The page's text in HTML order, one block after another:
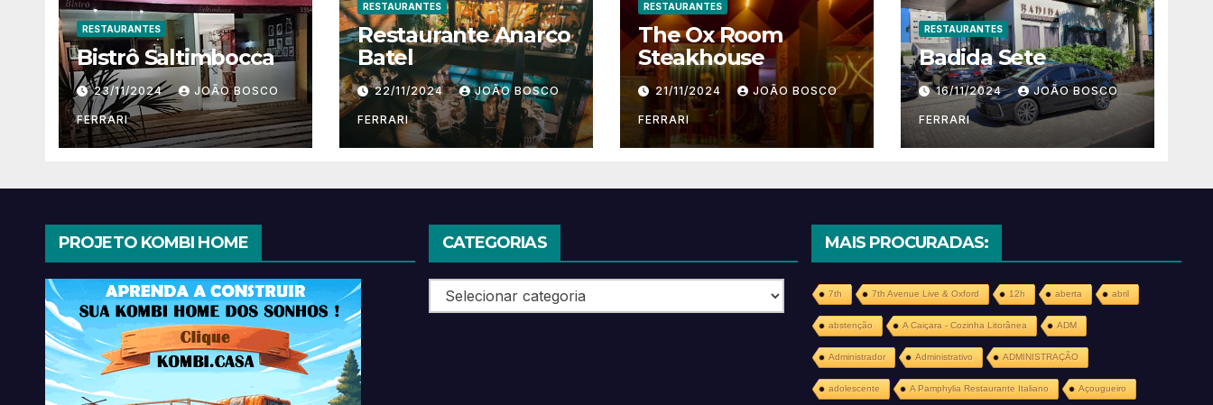
RESTAURANTES
Bistrô Saltimbocca
23/11/2024 JOÃO BOSCO
FERRARI
RESTAURANTES
Restaurante Anarco
Batel
22/11/2024 JOÃO BOSCO
FERRARI
RESTAURANTES
The Ox Room
Steakhouse
21/11/2024 JOÃO BOSCO
FERRARI
RESTAURANTES
Badida Sete
16/11/2024 JOÃO BOSCO
FERRARI
PROJETO KOMBI HOME CATEGORIAS
Categorias
MAIS PROCURADAS:
7th 7th Avenue Live & Oxford 12h aberta abril
abstenção A Caiçara - Cozinha Litorânea ADM
Administrador Administrativo ADMINISTRAÇÃO
adolescente A Pamphylia Restaurante Italiano Açougueiro